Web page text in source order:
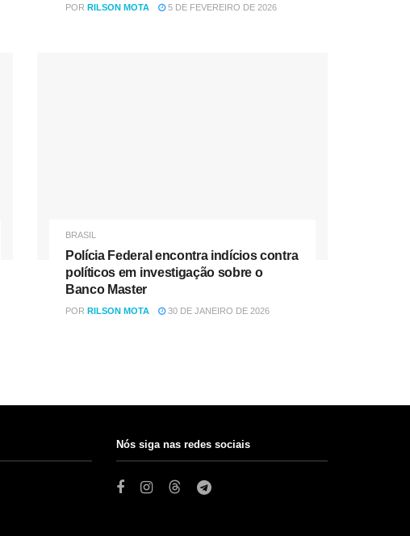
POR RILSON MOTA 5 DE FEVEREIRO DE 2026
BRASIL
Polícia Federal encontra indícios contra
políticos em investigação sobre o
Banco Master
POR RILSON MOTA 30 DE JANEIRO DE 2026
Nós siga nas redes sociais